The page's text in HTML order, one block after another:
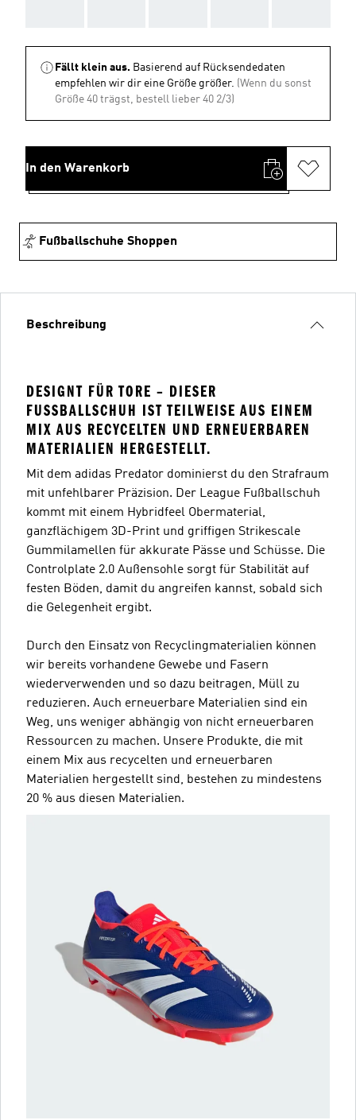
Fällt klein aus. Basierend auf Rücksendedaten
empfehlen wir dir eine Größe größer. (Wenn du sonst
Größe 40 trägst, bestell lieber 40 2/3)
In den Warenkorb
Fußballschuhe Shoppen
Beschreibung
DESIGNT FÜR TORE – DIESER
FUSSBALLSCHUH IST TEILWEISE AUS EINEM M
IX AUS RECYCELTEN UND ERNEUERBAREN M
ATERIALIEN HERGESTELLT.
Mit dem adidas Predator dominierst du den Strafraum
mit unfehlbarer Präzision. Der League Fußballschuh
kommt mit einem Hybridfeel Obermaterial,
ganzflächigem 3D-Print und griffigen Strikescale
Gummilamellen für akkurate Pässe und Schüsse. Die
Controlplate 2.0 Außensohle sorgt für Stabilität auf
festen Böden, damit du angreifen kannst, sobald sich
die Gelegenheit ergibt.
Durch den Einsatz von Recyclingmaterialien können
wir bereits vorhandene Gewebe und Fasern
wiederverwenden und so dazu beitragen, Müll zu
reduzieren. Auch erneuerbare Materialien sind ein
Weg, uns weniger abhängig von nicht erneuerbaren
Ressourcen zu machen. Unsere Produkte, die mit
einem Mix aus recycelten und erneuerbaren
Materialien hergestellt sind, bestehen zu mindestens
20 % aus diesen Materialien.